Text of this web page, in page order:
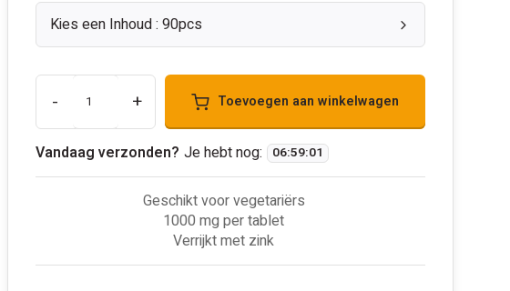
Kies een Inhoud : 90pcs
- + Toevoegen aan winkelwagen
Vandaag verzonden? Je hebt nog: 06:59:00
Geschikt voor vegetariërs
1000 mg per tablet
Verrijkt met zink